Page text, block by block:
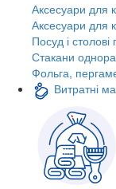
Аксесуари для
Аксесуари для
Посуд і
Стакани
Фольга,
Витратні